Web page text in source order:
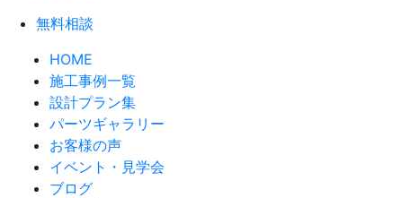
無料相談
HOME
施工事例一覧
設計プラン集
パーツギャラリー
お客様の声
イベント・見学会
ブログ